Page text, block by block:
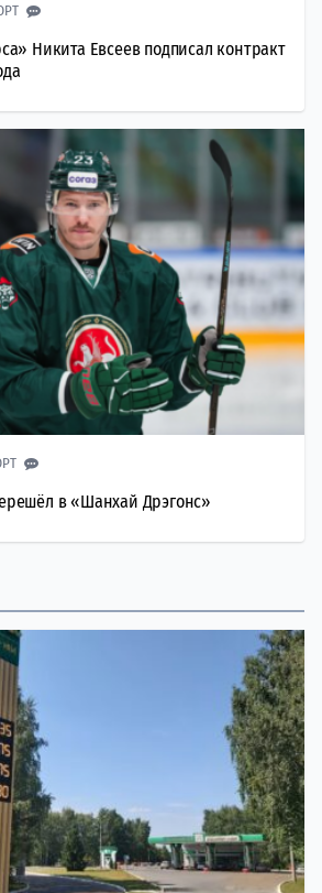
Никита Евсеев подписал контракт
в «Шанхай Дрэгонс»